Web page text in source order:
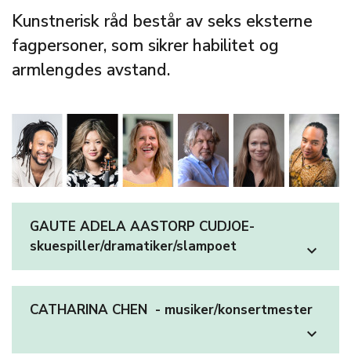
Kunstnerisk råd består av seks eksterne
fagpersoner, som sikrer habilitet og
armlengdes avstand.
GAUTE ADELA AASTORP CUDJOE-
skuespiller/dramatiker/slampoet
expand_more
CATHARINA CHEN - musiker/konsertmester
expand_more